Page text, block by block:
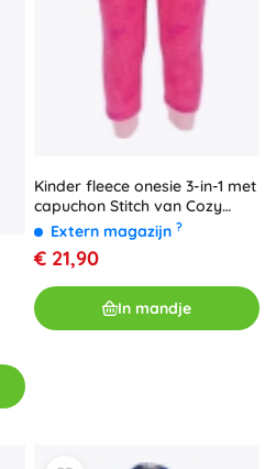
Kinder fleece onesie 3-in-1 met
capuchon Stitch van Cozy
Noxxiez (maat 98/104)
Extern magazijn ?
€ 21,90
In mandje